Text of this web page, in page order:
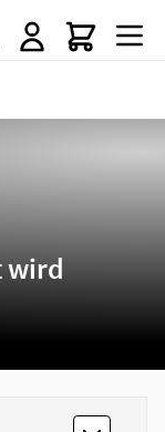
wird